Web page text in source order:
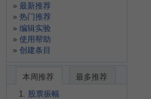
最新推荐
热门推荐
编辑实验
使用帮助
创建条目
本周推荐
最多推荐
股票振幅